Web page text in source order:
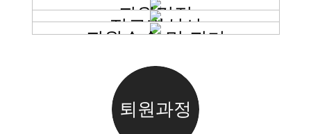
퇴원결정
진료비심사
STEP 4
퇴원수속 및 귀가
퇴원과정